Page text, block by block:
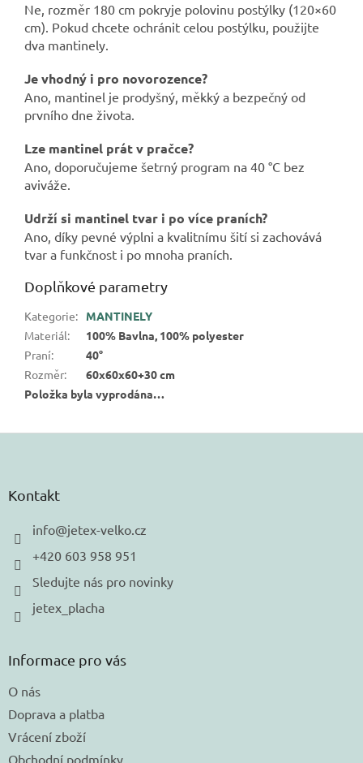
Ne, rozměr 180 cm pokryje polovinu postýlky (120×60
cm). Pokud chcete ochránit celou postýlku, použijte
dva mantinely.
Je vhodný i pro novorozence?
Ano, mantinel je prodyšný, měkký a bezpečný od
prvního dne života.
Lze mantinel prát v pračce?
Ano, doporučujeme šetrný program na 40 °C bez
aviváže.
Udrží si mantinel tvar i po více praních?
Ano, díky pevné výplni a kvalitnímu šití si zachovává
tvar a funkčnost i po mnoha praních.
Doplňkové parametry
Kategorie:
MANTINELY
Materiál:
100% Bavlna, 100% polyester
Praní:
40°
Rozměr:
60x60x60+30 cm
Položka byla vyprodána…
Kontakt
info@jetex-velko.cz
+420 603 958 951
Sledujte nás pro novinky
jetex_placha
Informace pro vás
O nás
Doprava a platba
Vrácení zboží
Obchodní podmínky